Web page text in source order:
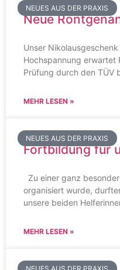
NEUES AUS DER PRAXIS
Neue
Unser
Hochspannung erwartet
Prüfung durch den TÜV
MEHR LESEN »
NEUES AUS DER PRAXIS
Fortbildung für
Zu einer ganz
organisiert wurde,
unsere beiden
MEHR LESEN »